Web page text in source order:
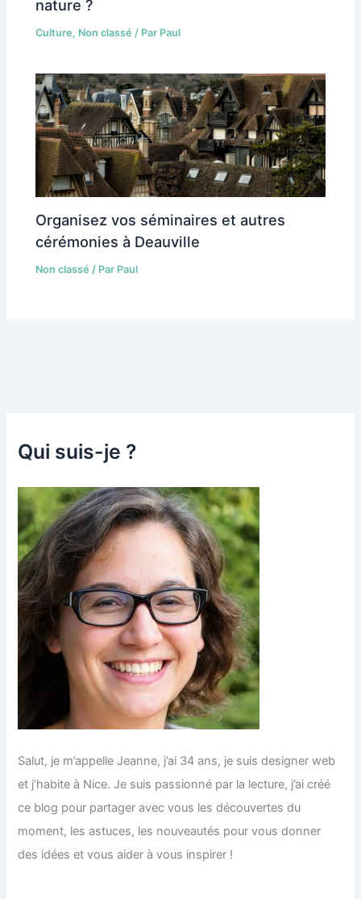
nature ?
Culture, Non classé / Par Paul
Organisez vos séminaires et autres
cérémonies à Deauville
Non classé / Par Paul
Qui suis-je ?
Salut, je m’appelle Jeanne, j’ai 34 ans, je suis designer web
et j’habite à Nice. Je suis passionné par la lecture, j’ai créé
ce blog pour partager avec vous les découvertes du
moment, les astuces, les nouveautés pour vous donner
des idées et vous aider à vous inspirer !